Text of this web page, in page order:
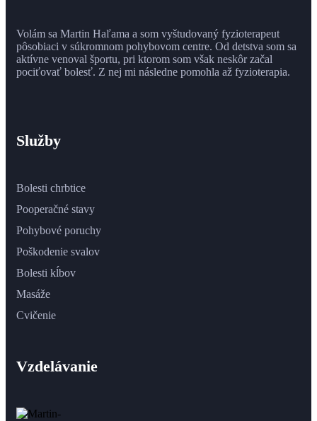
Volám sa Martin Haľama a som vyštudovaný fyzioterapeut
pôsobiaci v súkromnom pohybovom centre. Od detstva som sa
aktívne venoval športu, pri ktorom som však neskôr začal
pociťovať bolesť. Z nej mi následne pomohla až fyzioterapia.
Služby
Bolesti chrbtice
Pooperačné stavy
Pohybové poruchy
Poškodenie svalov
Bolesti kĺbov
Masáže
Cvičenie
Vzdelávanie